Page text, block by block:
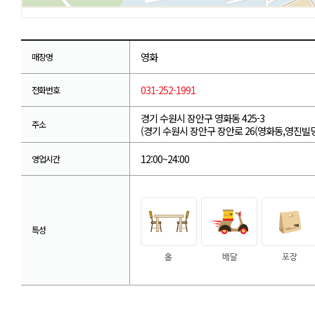
매장명 영화
전화번호 031-252-1991
주소
경기 수원시 장안구 영화동 425-3
(경기 수원시 장안구 장안로 26(영화동,영진빌
영업시간 12:00~24:00
특성